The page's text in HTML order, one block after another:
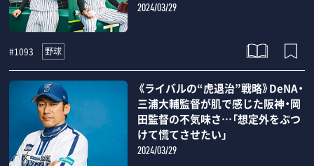
2024/03/29
#1093 野球
《ライバルの“虎退治”戦略》DeNA・
三浦大輔監督が肌で感じた阪神・岡
田監督の不気味さ…「想定外をぶつ
けて慌てさせたい」
2024/03/29